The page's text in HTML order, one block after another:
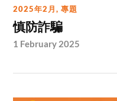
2025年2月,專題
慎防詐騙
1 February 2025